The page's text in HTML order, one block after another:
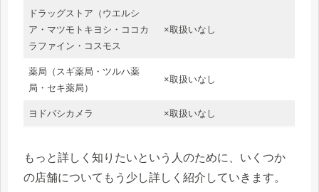
ドラッグストア（ウエルシ
ア・マツモトキヨシ・ココカ
ラファイン・コスモス
×取扱いなし
薬局（スギ薬局・ツルハ薬
局・セキ薬局）
×取扱いなし
ヨドバシカメラ ×取扱いなし
もっと詳しく知りたいという人のために、いくつか
の店舗についてもう少し詳しく紹介していきます。